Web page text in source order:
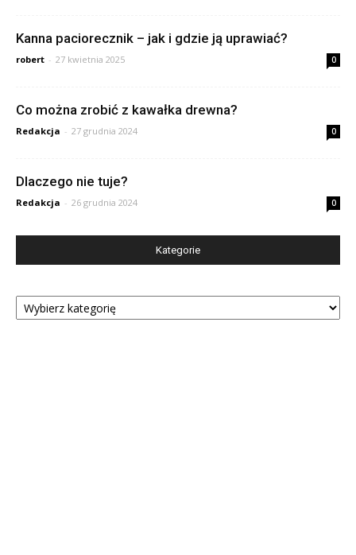
Kanna paciorecznik – jak i gdzie ją uprawiać?
robert - 27 kwietnia 2025 0
Co można zrobić z kawałka drewna?
Redakcja - 27 grudnia 2024 0
Dlaczego nie tuje?
Redakcja - 26 grudnia 2024 0
Kategorie
Kategorie